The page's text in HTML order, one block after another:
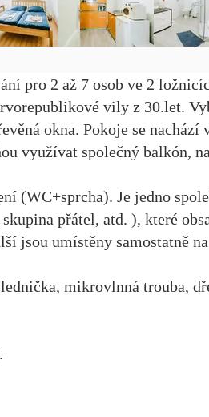
pro 2 až 7 osob ve 2
vily z 30.let.
okna. Pokoje se
využívat společný balkón,
(WC+sprcha). Je jedno
přátel, atd. ), které
jsou umístěny samostatně
mikrovlnná trouba,